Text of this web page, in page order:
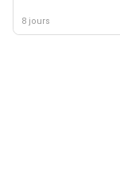
8 jours